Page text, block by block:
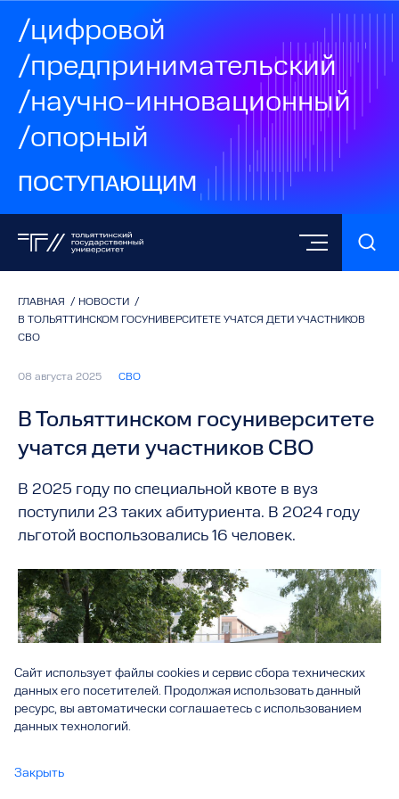
/цифровой
/предпринимательский
/научно-инновационный
/опорный
ПОСТУПАЮЩИМ
ГЛАВНАЯ / НОВОСТИ /
В ТОЛЬЯТТИНСКОМ ГОСУНИВЕРСИТЕТЕ УЧАТСЯ ДЕТИ УЧАСТНИКОВ
СВО
08 августа 2025 СВО
В Тольяттинском госуниверситете
учатся дети участников СВО
В 2025 году по специальной квоте в вуз
поступили 23 таких абитуриента. В 2024 году
льготой воспользовались 16 человек.
Сайт использует файлы cookies и сервис сбора технических
данных его посетителей. Продолжая использовать данный
ресурс, вы автоматически соглашаетесь с использованием
данных технологий.
Закрыть